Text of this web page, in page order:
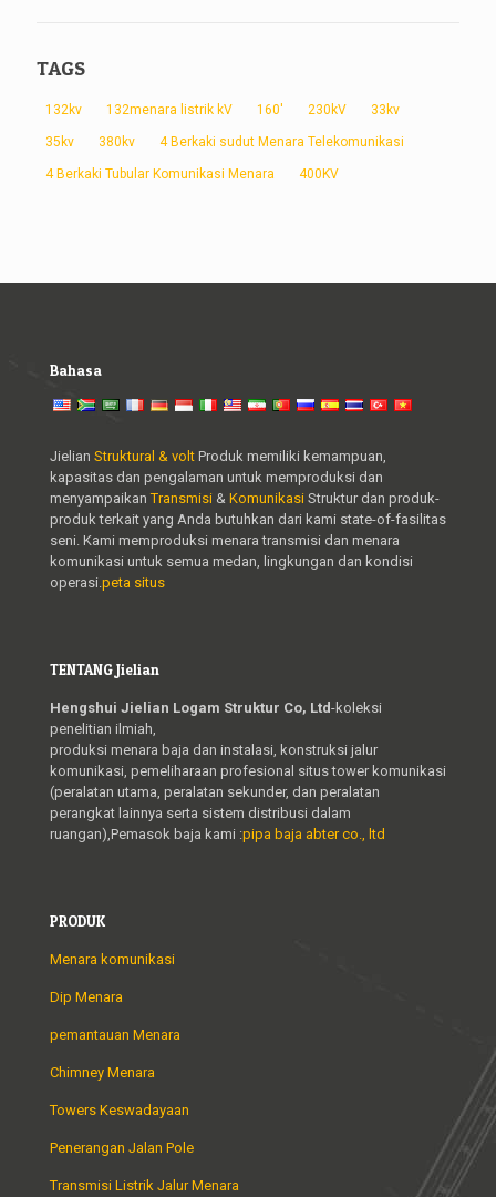
TAGS
132kv 132menara listrik kV 160' 230kV 33kv
35kv 380kv 4 Berkaki sudut Menara Telekomunikasi
4 Berkaki Tubular Komunikasi Menara 400KV
Bahasa
Jielian Struktural & volt Produk memiliki kemampuan,
kapasitas dan pengalaman untuk memproduksi dan
menyampaikanTransmisi & Komunikasi Struktur dan produk-
produk terkait yang Anda butuhkan dari kami state-of-fasilitas
seni. Kami memproduksi menara transmisi dan menara
komunikasi untuk semua medan, lingkungan dan kondisi
operasi. peta situs
TENTANG Jielian
Hengshui Jielian Logam Struktur Co, Ltd-koleksi
penelitian ilmiah,
produksi menara baja dan instalasi, konstruksi jalur
komunikasi, pemeliharaan profesional situs tower komunikasi
(peralatan utama, peralatan sekunder, dan peralatan
perangkat lainnya serta sistem distribusi dalam
ruangan),Pemasok baja kami :pipa baja abter co., ltd
PRODUK
Menara komunikasi
Dip Menara
pemantauan Menara
Chimney Menara
Towers Keswadayaan
Penerangan Jalan Pole
Transmisi Listrik Jalur Menara